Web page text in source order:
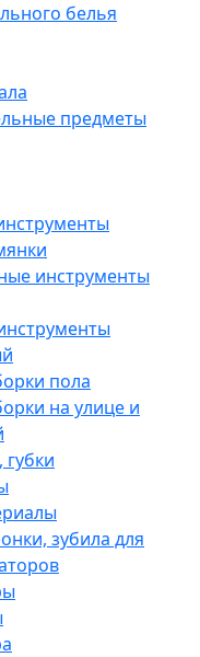
белья
предметы
инструменты
пола
на улице и
губки
зубила для